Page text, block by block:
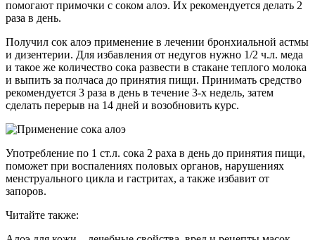
помогают примочки с соком алоэ. Их рекомендуется делать 2
раза в день.
Получил сок алоэ применение в лечении бронхиальной астмы
и дизентерии. Для избавления от недугов нужно 1/2 ч.л. меда
и такое же количество сока развести в стакане теплого молока
и выпить за полчаса до принятия пищи. Принимать средство
рекомендуется 3 раза в день в течение 3-х недель, затем
сделать перерыв на 14 дней и возобновить курс.
Употребление по 1 ст.л. сока 2 раха в день до принятия пищи,
поможет при воспалениях половых органов, нарушениях
менструального цикла и гастритах, а также избавит от
запоров.
Читайте также: